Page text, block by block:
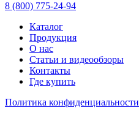
8 (800) 775-24-94
Каталог
Продукция
О нас
Статьи и видеообзоры
Контакты
Где купить
Политика конфиденциальности